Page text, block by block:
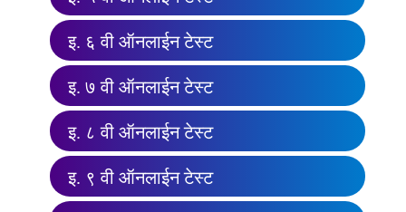
इ. ६ वी ऑनलाईन टेस्ट
इ. ७ वी ऑनलाईन टेस्ट
इ. ८ वी ऑनलाईन टेस्ट
इ. ९ वी ऑनलाईन टेस्ट